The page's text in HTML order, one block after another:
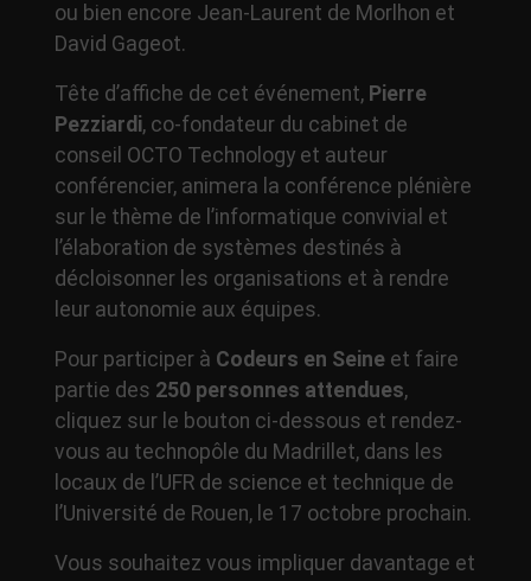
ou bien encore Jean-Laurent de Morlhon et
David Gageot.
Tête d’affiche de cet événement,Pierre
Pezziardi, co-fondateur du cabinet de
conseil OCTO Technology et auteur
conférencier, animera la conférence plénière
sur le thème de l’informatique convivial et
l’élaboration de systèmes destinés à
décloisonner les organisations et à rendre
leur autonomie aux équipes.
Pour participer à Codeurs en Seineet faire
partie des 250 personnes attendues,
cliquez sur le bouton ci-dessous et rendez-
vous au technopôle du Madrillet, dans les
locaux de l’UFR de science et technique de
l’Université de Rouen, le 17 octobre prochain.
Vous souhaitez vous impliquer davantage et